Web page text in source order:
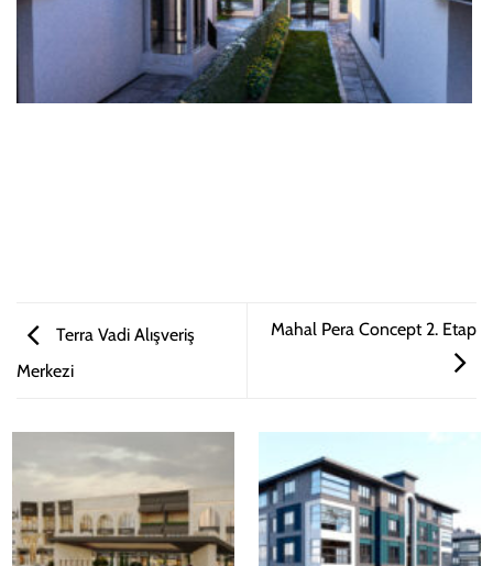
Terra Vadi Alışveriş
Merkezi
Mahal Pera Concept 2. Etap